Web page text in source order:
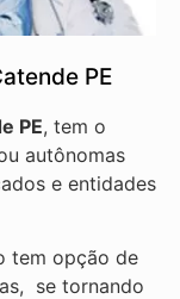
PE
PE, tem o
autônomas
e entidades
tem opção de
se tornando